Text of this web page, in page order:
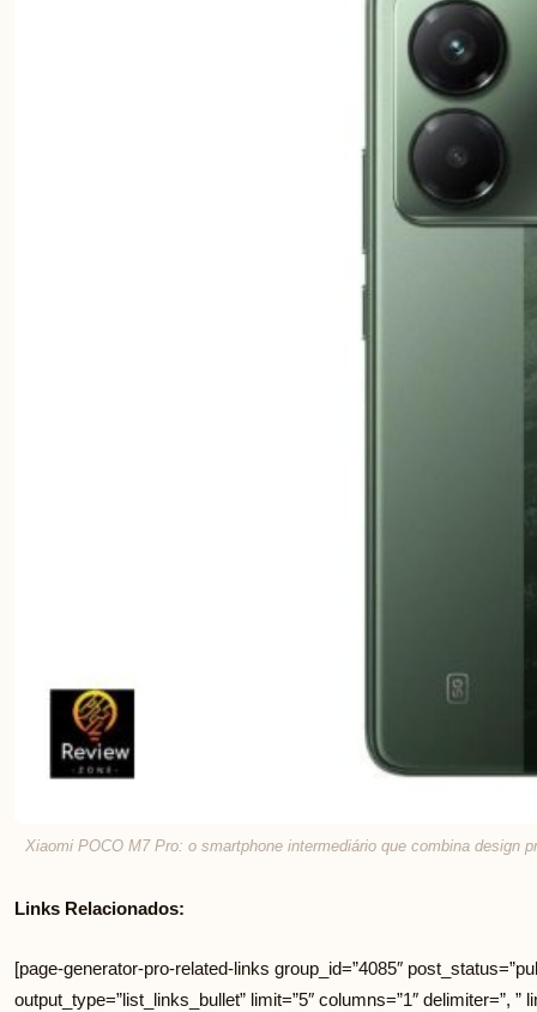
Xiaomi POCO M7 Pro: o smartphone intermediário que combina design
Links Relacionados:
[page-generator-pro-related-links group_id=”4085″
output_type=”list_links_bullet” limit=”5″ columns=”1″ delimiter=”, ”